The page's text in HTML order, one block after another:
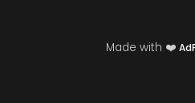
Made with ❤️